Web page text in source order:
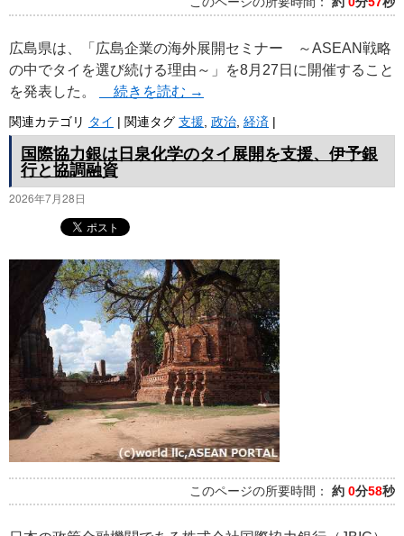
広島県は、「広島企業の海外展開セミナー ～ASEAN戦略
の中でタイを選び続ける理由～」を8月27日に開催すること
を発表した。
続きを読む →
関連カテゴリ タイ | 関連タグ 支援 政治 経済 |
国際協力銀は日泉化学のタイ展開を支援、伊予銀
行と協調融資
2026年7月28日
このページの所要時間： 約 0分58秒